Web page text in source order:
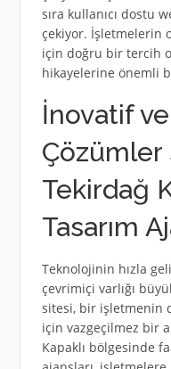
sıra kullanıcı dostu
çekiyor. İşletmelerin
için doğru bir tercih
hikayelerine önemli
İnovatif
Çözümler
Tekirdağ
Tasarım
Teknolojinin hızla
çevrimiçi varlığı
sitesi, bir işletmenin
için vazgeçilmez bir
Kapaklı bölgesinde